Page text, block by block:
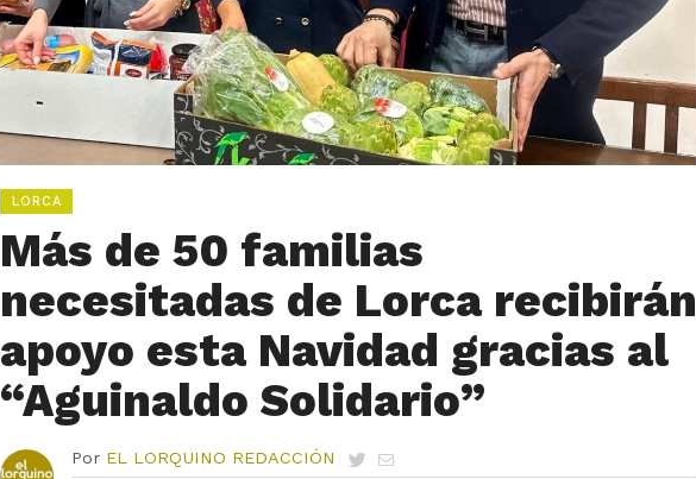
LORCA
Más de 50 familias
necesitadas de Lorca recibirán
apoyo esta Navidad gracias al
“Aguinaldo Solidario”
Por EL LORQUINO REDACCIÓN